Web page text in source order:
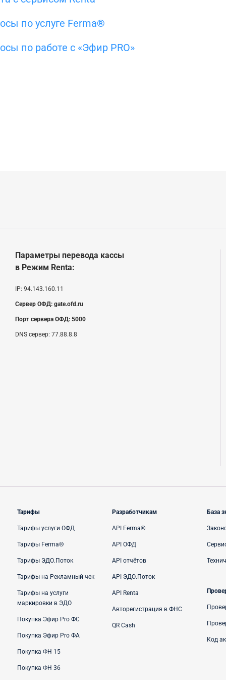
по услуге Ferma®
по работе с «Эфир PRO»
Параметры перевода кассы
в Режим Renta:
IP: 94.143.160.11
Сервер ОФД: gate.ofd.ru
Порт сервера ОФД: 5000
DNS сервер: 77.88.8.8
Тарифы
Тарифы услуги ОФД
Тарифы Ferma®
Тарифы ЭДО.Поток
Тарифы на Рекламный чек
Тарифы на услуги
маркировки в ЭДО
Покупка Эфир Pro ФС
Покупка Эфир Pro ФА
Покупка ФН 15
Покупка ФН 36
Разработчикам
API Ferma®
API ОФД
API отчётов
API ЭДО.Поток
API Renta
Авторегистрация в ФНС
QR Cash
База
Код